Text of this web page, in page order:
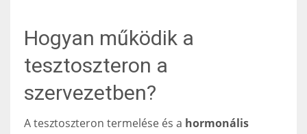
Hogyan működik a
tesztoszteron a
szervezetben?
A tesztoszteron termelése és a hormonális